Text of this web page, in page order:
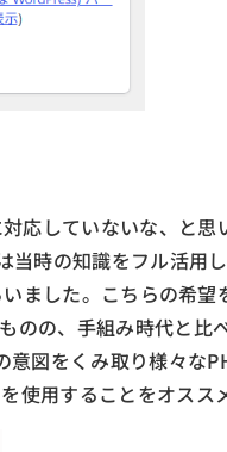
応していないな、と
時の知識をフル活用
ました。こちらの希望
のの、手組み時代と比
図をくみ取り様々な
使用することをオスス